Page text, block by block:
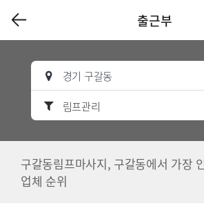
출근부
경기 구갈동
림프관리
구갈동림프마사지, 구갈동에서 가장
업체 순위